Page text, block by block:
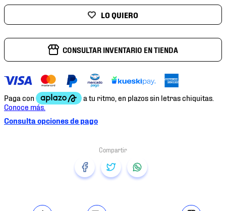
CONSULTAR INVENTARIO EN TIENDA
Consulta opciones de pago